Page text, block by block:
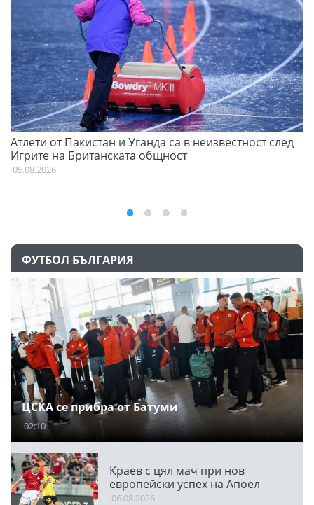
Атлети от Пакистан и Уганда са в неизвестност след
Игрите на Британската общност
05.08.2026
ФУТБОЛ БЪЛГАРИЯ
ЦСКА се прибра от Батуми
02:10
Краев с цял мач при нов
европейски успех на Апоел
06.08.2026